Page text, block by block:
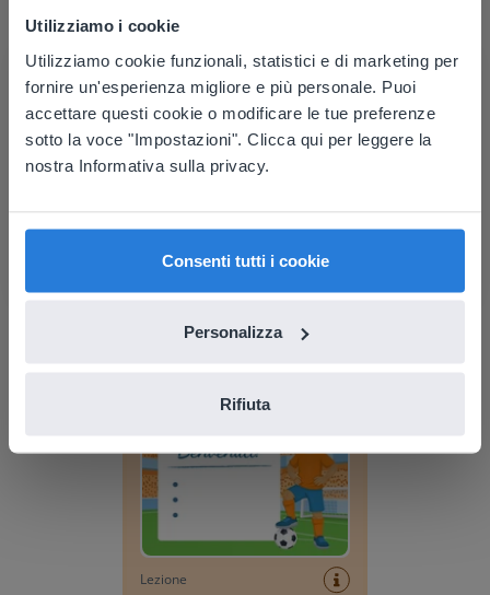
Utilizziamo i cookie
Utilizziamo cookie funzionali, statistici e di marketing per
fornire un'esperienza migliore e più personale. Puoi
accettare questi cookie o modificare le tue preferenze
sotto la voce "Impostazioni". Clicca qui per leggere la
nostra Informativa sulla privacy.
Consenti tutti i cookie
Personalizza
Rifiuta
Scopri di più
Pianificatore della giornata: Estate
Lezione
Pianificatore della
Lezione
This website doesn't match
your location
Based on your location, we think you might
prefer to visit our English website. There you'll
English
Italiano